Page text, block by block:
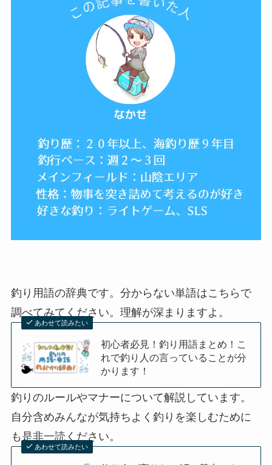
釣り用語の辞典です。分からない単語はこちらで
調べてみてください。理解が深まりますよ。
あわせて読みたい
初心者必見！釣り用語まとめ！こ
れで釣り人の言っていることが分
かります！
釣りのルールやマナーについて解説しています。
自分含めみんなが気持ちよく釣りを楽しむために
も是非一読ください。
あわせて読みたい